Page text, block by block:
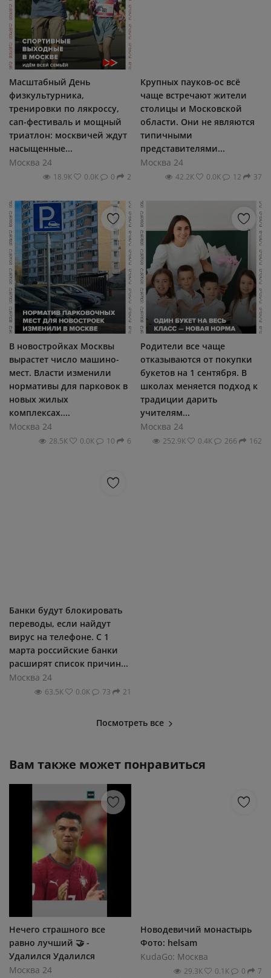
Масштабный День
физкультурника,
тренировки по лякроссу,
сап-фестиваль и мощный
триатлон: москвичей ждут
насыщенные...
Москва 24
18.9К 0.0К 0 2
Крупных пауков-ос всё
чаще встречают жители
столицы и Московской
области. Они не являются
типичными
представителями...
Москва 24
42.2К 0.0К 12 37
В новостройках Москвы
вырастет число машино-
мест. Власти изменили
нормативы для парковок в
новых жилых
комплексах....
Москва 24
28.5К 0.0К 10 6
Родители все чаще
отказываются от покупки
букетов на 1 сентября. В
школах меняется подход к
традиции дарить
учителям...
Москва 24
252.9К 0.4К 266 162
Банки будут блокировать
переводы, если найдут
вирус на телефоне. С 1
марта российские банки
расширят список причин...
Москва 24
63.5К 0.0К 73 21
Посмотреть все
Вам также может понравиться
Нечего страшного все
равно лучший 🤝 -
Удалился Удалился
Москва 24
Новодевичий монастырь
Фото: helsam
KudaGo: Москва
29.3К 0.1К 0 7